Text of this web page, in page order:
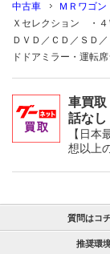
中古車
ＭＲワゴ
Ｘセレクション ・
ＤＶＤ／ＣＤ／ＳＤ
ドドアミラー・運転
車買
話なし
【日
想以上
質問はコ
推奨環